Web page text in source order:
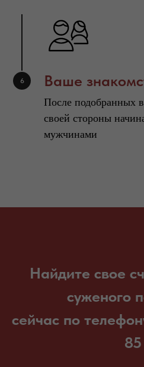
Ваше
После подобранных
своей стороны
мужчинами
Найдите свое
суженого
сейчас по
85